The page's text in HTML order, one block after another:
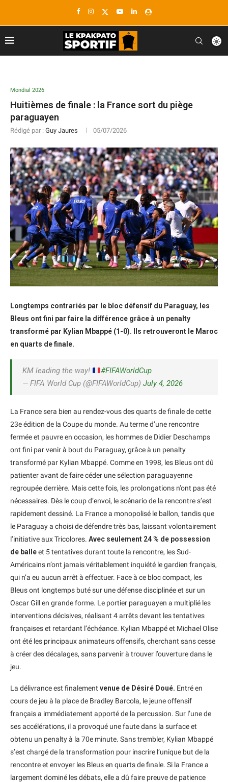
Mondial 2026
Huitièmes de finale : la France sort du piège
paraguayen
Rédigé par : Guy Jaures 05/07/2026
Longtemps contrariés par le bloc défensif du Paraguay, les
Bleus ont fini par faire la différence grâce à un penalty
transformé par Kylian Mbappé (1-0). Ils retrouveront le Maroc
en quarts de finale.
KM leading the way!
#FIFAWorldCup
— FIFA World Cup (@FIFAWorldCup) July 4, 2026
La France sera bien au rendez-vous des quarts de finale de cette
23e édition de la Coupe du monde. Au terme d’une rencontre
fermée et pauvre en occasion, les hommes de Didier Deschamps
ont fini par venir à bout du Paraguay, grâce à un penalty
transformé par Kylian Mbappé. Comme en 1998, les Bleus ont dû
patienter avant de faire céder une sélection paraguayenne
regroupée derrière. Mais cette fois, les prolongations n’ont pas été
nécessaires. Dès le coup d’envoi, le scénario de la rencontre s’est
rapidement dessiné. La France a monopolisé le ballon, tandis que
le Paraguay a choisi de défendre très bas, laissant volontairement
l’initiative aux Tricolores. Avec seulement 24 % de possession
de balleet 5 tentatives durant toute la rencontre, les Sud-
Américains n’ont jamais véritablement inquiété le gardien français,
qui n’a eu aucun arrêt à effectuer. Face à ce bloc compact, les
Bleus ont longtemps buté sur une défense disciplinée et sur un
Oscar Gill en grande forme. Le portier paraguayen a multiplié les
interventions décisives, réalisant 4 arrêts devant les tentatives
françaises et retardant l’échéance. Kylian Mbappé et Michael Olise
ont été les principaux animateurs offensifs, cherchant sans cesse
à créer des décalages, sans parvenir à trouver l’ouverture dans le
jeu.
La délivrance est finalement venue de Désiré Doué. Entré en
cours de jeu à la place de Bradley Barcola, le jeune offensif
français a immédiatement apporté de la percussion. Sur l’une de
ses accélérations, il a provoqué une faute dans la surface et
obtenu un penalty à la 70e minute. Sans trembler, Kylian Mbappé
s’est chargé de la transformation pour inscrire l’unique but de la
rencontre et envoyer les Bleus en quarts de finale. Si la France a
largement dominé les débats, elle a dû faire preuve de patience